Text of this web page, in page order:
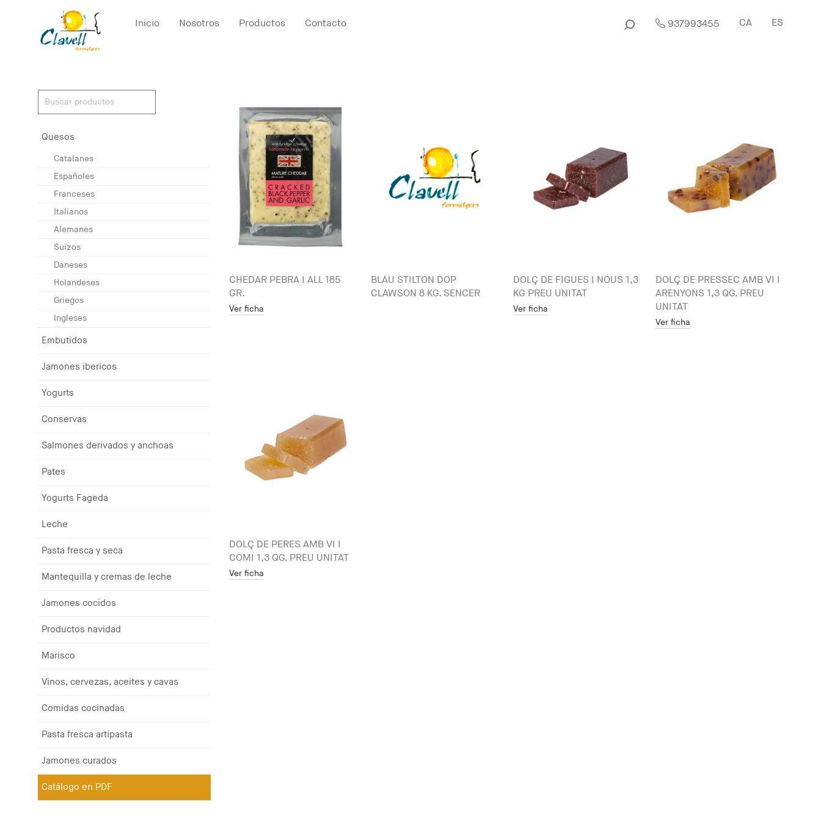
Inicio Nosotros Productos Contacto 937993455 CA ES
Quesos
Catalanes
Españoles
Franceses
Italianos
Alemanes
Suizos
Daneses
Holandeses
Griegos
Ingleses
Embutidos
Jamones ibericos
Yogurts
Conservas
Salmones derivados y anchoas
Pates
Yogurts Fageda
Leche
Pasta fresca y seca
Mantequilla y cremas de leche
Jamones cocidos
Productos navidad
Marisco
Vinos, cervezas, aceites y cavas
Comidas cocinadas
Pasta fresca artipasta
Jamones curados
Catálogo en PDF
CHEDAR PEBRA I ALL 185
GR.
Ver ficha
BLAU STILTON DOP
CLAWSON 8 KG. SENCER
DOLÇ DE FIGUES I NOUS 1,3
KG PREU UNITAT
Ver ficha
DOLÇ DE PRESSEC AMB VI I
ARENYONS 1,3 QG. PREU
UNITAT
Ver ficha
DOLÇ DE PERES AMB VI I
COMI 1,3 QG. PREU UNITAT
Ver ficha